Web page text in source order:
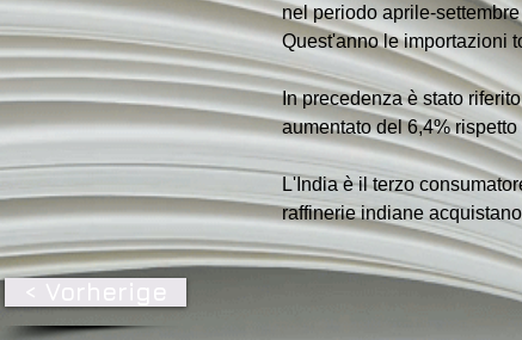
nel periodo aprile-
Quest'anno le importazioni
In precedenza è stato
aumentato del 6,4%
L'India è il terzo
raffinerie indiane
< Vorherige